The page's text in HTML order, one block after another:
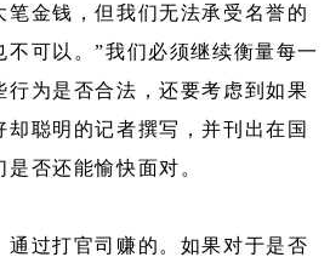
笔金钱，但我们无法承受名誉的
可以。”我们必须继续衡量每一
行为是否合法，还要考虑到如果
聪明的记者撰写，并刊出在国
否还能愉快面对。
通过打官司赚的。如果对于是否